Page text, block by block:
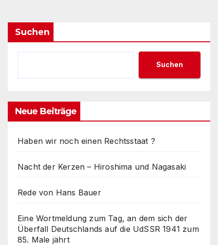
Suchen
Suchen
Neue Beiträge
Haben wir noch einen Rechtsstaat ?
Nacht der Kerzen – Hiroshima und Nagasaki
Rede von Hans Bauer
Eine Wortmeldung zum Tag, an dem sich der
Überfall Deutschlands auf die UdSSR 1941 zum
85. Male jährt